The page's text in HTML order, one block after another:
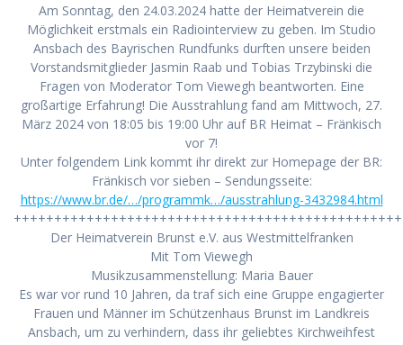
Am Sonntag, den 24.03.2024 hatte der Heimatverein die
Möglichkeit erstmals ein Radiointerview zu geben. Im Studio
Ansbach des Bayrischen Rundfunks durften unsere beiden
Vorstandsmitglieder Jasmin Raab und Tobias Trzybinski die
Fragen von Moderator Tom Viewegh beantworten. Eine
großartige Erfahrung! Die Ausstrahlung fand am Mittwoch, 27.
März 2024 von 18:05 bis 19:00 Uhr auf BR Heimat – Fränkisch
vor 7!
Unter folgendem Link kommt ihr direkt zur Homepage der BR:
Fränkisch vor sieben – Sendungsseite:
https://www.br.de/…/programmk…/ausstrahlung-3432984.html
Der Heimatverein Brunst e.V. aus Westmittelfranken
Mit Tom Viewegh
Musikzusammenstellung: Maria Bauer
Es war vor rund 10 Jahren, da traf sich eine Gruppe engagierter
Frauen und Männer im Schützenhaus Brunst im Landkreis
Ansbach, um zu verhindern, dass ihr geliebtes Kirchweihfest